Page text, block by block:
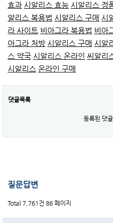
효과 시알리스 효능 시알리스 정
알리스 복용법 시알리스 구매 시
라 사이트 비아그라 복용법 비아
아그라 처방 시알리스 구매 시알
스 약국 시알리스 온라인 씨알리
시알리스 온라인 구매
댓글목록
등록된 댓
질문답변
Total 7,761건 86 페이지